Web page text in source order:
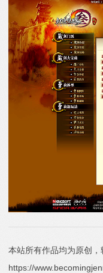
本站所有作品均为原创，
https://